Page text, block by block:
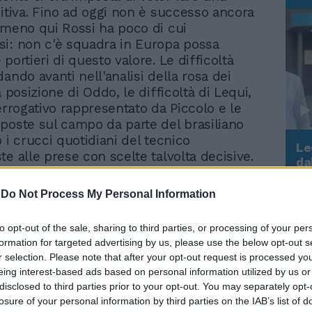
Do Not Process My Personal Information
opt-out of the sale, sharing to third parties, or processing of your
for targeted advertising by us, please use the below opt-out
selection. Please note that after your opt-out request is processed
interest-based ads based on personal information utilized by us
to third parties prior to your opt-out. You may separately
of your personal information by third parties on the IAB’s list of
Fino ad oggi non è successo ancora
qui Rossi ha poco di cui
non c'è squadra in Europa possa
portieri di questo valore. Le difficoltà
avanti nell'analisi della rosa dei
posizione di Oddo, le difficoltà di Lequi,
rappresentato da Piccolo e le
sul campo da parte del brasiliano
i crucci quotidiani del tecnico
alle prese con scelte talvolta decisive.
un'offerta per lasciar partire Oddo: il
e richiesto di essere ceduto per far
più ambizioso. Il prossimo sarà
di Germania e anche il laterale
al meglio le ultime chances per la
una maglia azzurra. La Lazio ha dato in
la fascia destra: in prospettiva l'ex
potrebbe essere una valida
ma al momento non offre quelle garanzie
Rudy Giuliani a Come States?
Trump, Meloni e la strategia
americana